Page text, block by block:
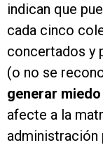
indican que
cada cinco
concertados y
(o no se
generar
afecte a la
administración